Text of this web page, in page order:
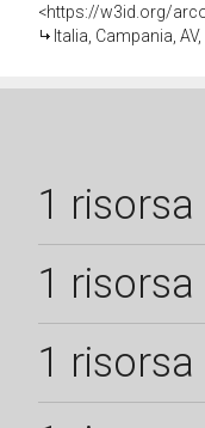
<https://w3id.org/
Italia, Campania,
1 risorsa
1 risorsa
1 risorsa